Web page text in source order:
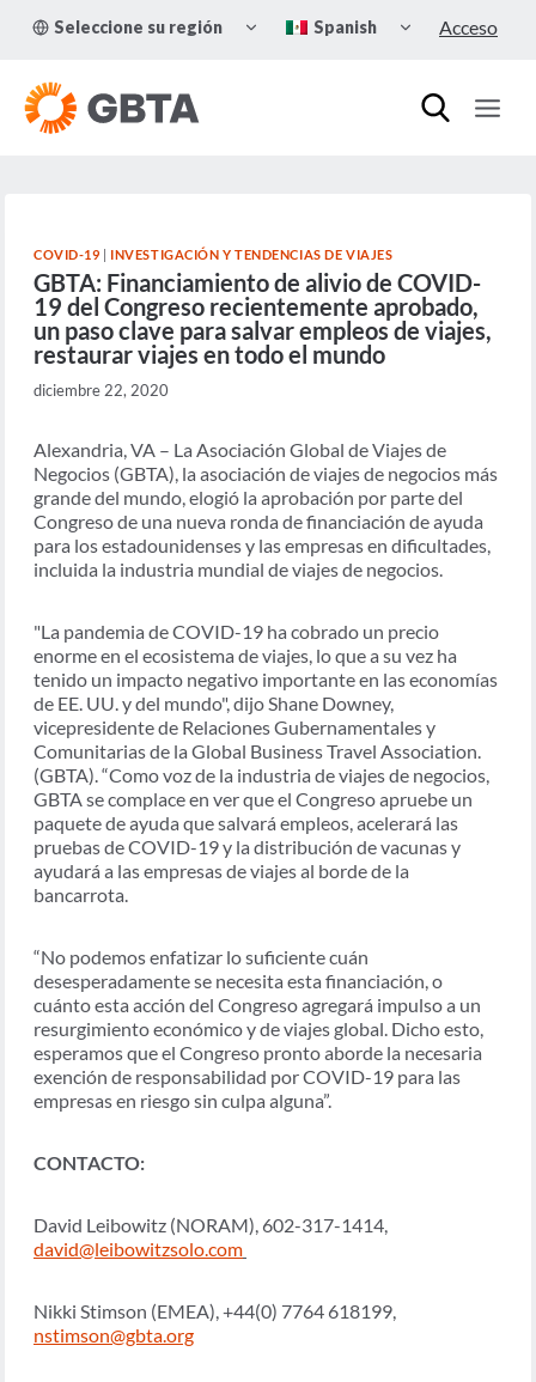
Seleccione su región
TOGGLE
CHILD
Spanish
CHILDAcceso
COVID-19 | INVESTIGACIÓN Y TENDENCIAS DE VIAJES
GBTA: Financiamiento de alivio de COVID-
19 del Congreso recientemente aprobado,
un paso clave para salvar empleos de viajes,
restaurar viajes en todo el mundo
diciembre 22, 2020
Alexandria, VA – La Asociación Global de Viajes de
Negocios (GBTA), la asociación de viajes de negocios más
grande del mundo, elogió la aprobación por parte del
Congreso de una nueva ronda de financiación de ayuda
para los estadounidenses y las empresas en dificultades,
incluida la industria mundial de viajes de negocios.
"La pandemia de COVID-19 ha cobrado un precio
enorme en el ecosistema de viajes, lo que a su vez ha
tenido un impacto negativo importante en las economías
de EE. UU. y del mundo", dijo Shane Downey,
vicepresidente de Relaciones Gubernamentales y
Comunitarias de la Global Business Travel Association.
(GBTA). “Como voz de la industria de viajes de negocios,
GBTA se complace en ver que el Congreso apruebe un
paquete de ayuda que salvará empleos, acelerará las
pruebas de COVID-19 y la distribución de vacunas y
ayudará a las empresas de viajes al borde de la
bancarrota.
“No podemos enfatizar lo suficiente cuán
desesperadamente se necesita esta financiación, o
cuánto esta acción del Congreso agregará impulso a un
resurgimiento económico y de viajes global. Dicho esto,
esperamos que el Congreso pronto aborde la necesaria
exención de responsabilidad por COVID-19 para las
empresas en riesgo sin culpa alguna”.
CONTACTO:
David Leibowitz (NORAM), 602-317-1414,
david@leibowitzsolo.com
Nikki Stimson (EMEA), +44(0) 7764 618199,
nstimson@gbta.org